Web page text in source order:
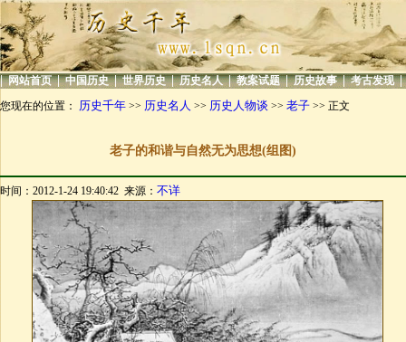
| 网站首页 | 中国历史 | 世界历史 | 历史名人 | 教案试题 | 历史故事 | 考古发现 |
您现在的位置： 历史千年 >> 历史名人 >> 历史人物谈 >> 老子 >> 正文
老子的和谐与自然无为思想(组图)
时间：2012-1-24 19:40:42 来源： 不详